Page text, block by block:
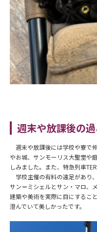
週末や放課後の
週末や放課後には学校や寮で
やお城、サンモーリス大聖堂や
しみました。また、特急列車
学校主催の有料の遠足があり
サン＝ミシェルとサン・マロ、
建築や美術を実際に目にするこ
澄んでいて美しかったです。